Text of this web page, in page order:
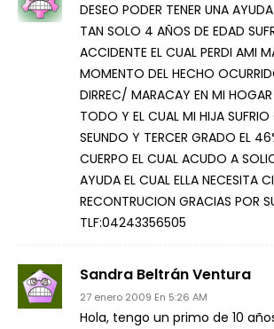
DESEO PODER TENER UNA
TAN SOLO 4 AÑOS DE EDAD
ACCIDENTE EL CUAL PERDI AMI
MOMENTO DEL HECHO
DIRREC/ MARACAY EN MI HOGAR
TODO Y EL CUAL MI HIJA SUFRIO
SEUNDO Y TERCER GRADO EL
CUERPO EL CUAL ACUDO A
AYUDA EL CUAL ELLA NECESITA
RECONTRUCION GRACIAS POR
TLF:04243356505
Sandra Beltrán Ventura
27 enero 2009 En 5:26 AM
Hola, tengo un primo de 10